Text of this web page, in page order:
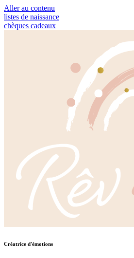
Aller au contenu
listes de naissance
chèques cadeaux
Créatrice d'émotions